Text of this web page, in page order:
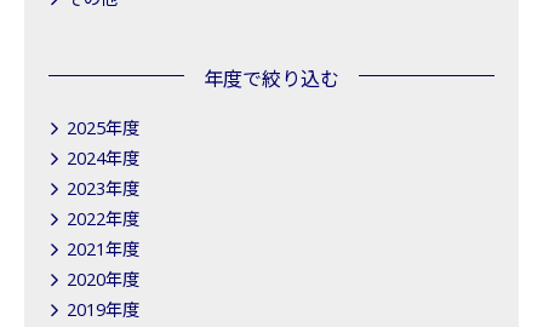
年度で絞り込む
2025年度
2024年度
2023年度
2022年度
2021年度
2020年度
2019年度